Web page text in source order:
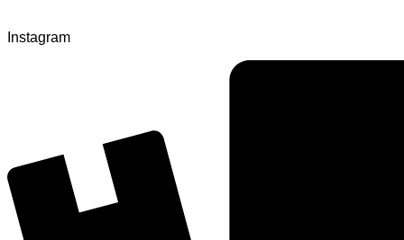
Instagram